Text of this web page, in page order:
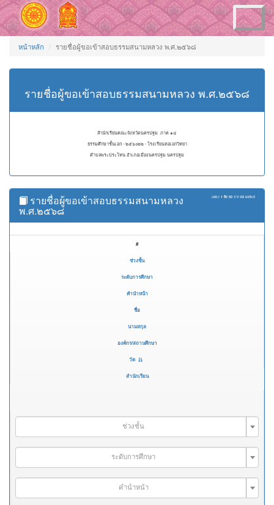
Toggle
navigation
หน้าหลัก รายชื่อผู้ขอเข้าสอบธรรมสนามหลวง พ.ศ.๒๕๖๘
รายชื่อผู้ขอเข้าสอบธรรมสนามหลวง พ.ศ.๒๕๖๘
สำนักเรียนคณะจังหวัดนครปฐม ภาค ๑๔
ธรรมศึกษาชั้นเอก - ๒๕๖๐๒๒ - โรงเรียนหอเอกวิทยา
ตำบลพระประโทน อำเภอเมืองนครปฐม นครปฐม
แสดง 1 ถึง 50 จาก 63 ผลลัพธ์
รายชื่อผู้ขอเข้าสอบธรรมสนามหลวง
พ.ศ.๒๕๖๘
#
ช่วงชั้น
ระดับการศึกษา
คำนำหน้า
ชื่อ
นามสกุล
องค์กร/สถานศึกษา
วัด
สำนักเรียน
ช่วงชั้น
ระดับการศึกษา
คำนำหน้า